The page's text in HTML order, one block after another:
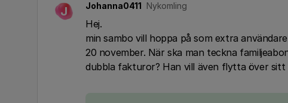
J Johanna0411 Nykomling
Hej.
min sambo vill hoppa på som extra
20 november. När ska man teckna
dubbla fakturor? Han vill även flytta över sitt